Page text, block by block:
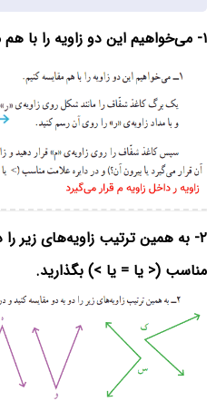
۱- می‌خواهیم این دو زاویه را با هم مقایسه کنیم.
۲- به همین ترتیب زاویه‌های زیر
مناسب (< یا = یا >) بگذارید.